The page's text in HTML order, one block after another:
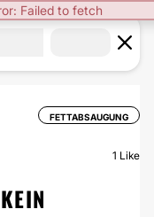
Failed to fetch
FETTABSAUGUNG
1 Like